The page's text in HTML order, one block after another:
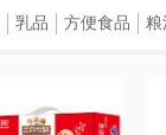
乳品 方便食品 粮